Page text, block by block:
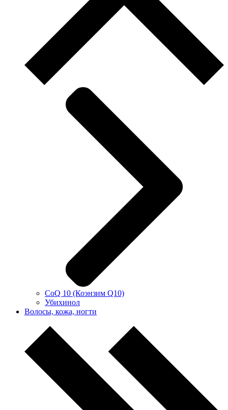
CoQ 10 (Коэнзим Q10)
Убихинол
Волосы, кожа, ногти